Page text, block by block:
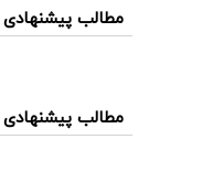
مطالب پیشنهادی
مطالب پیشنهادی